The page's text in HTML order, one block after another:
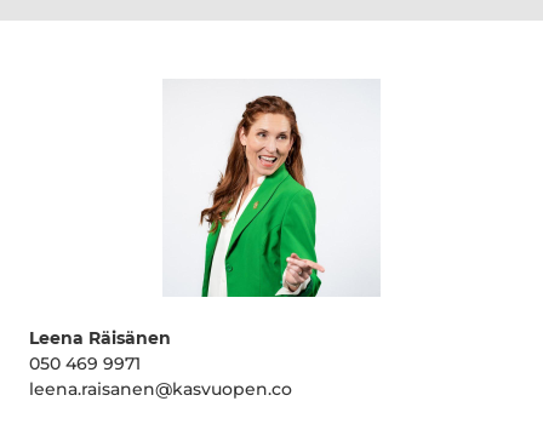
Leena Räisänen
050 469 9971
leena.raisanen@kasvuopen.co